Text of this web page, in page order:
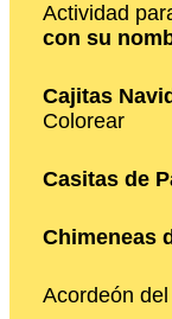
Actividad
con su
Cajitas
Colorear
Casitas de
Chimeneas
Acordeón del